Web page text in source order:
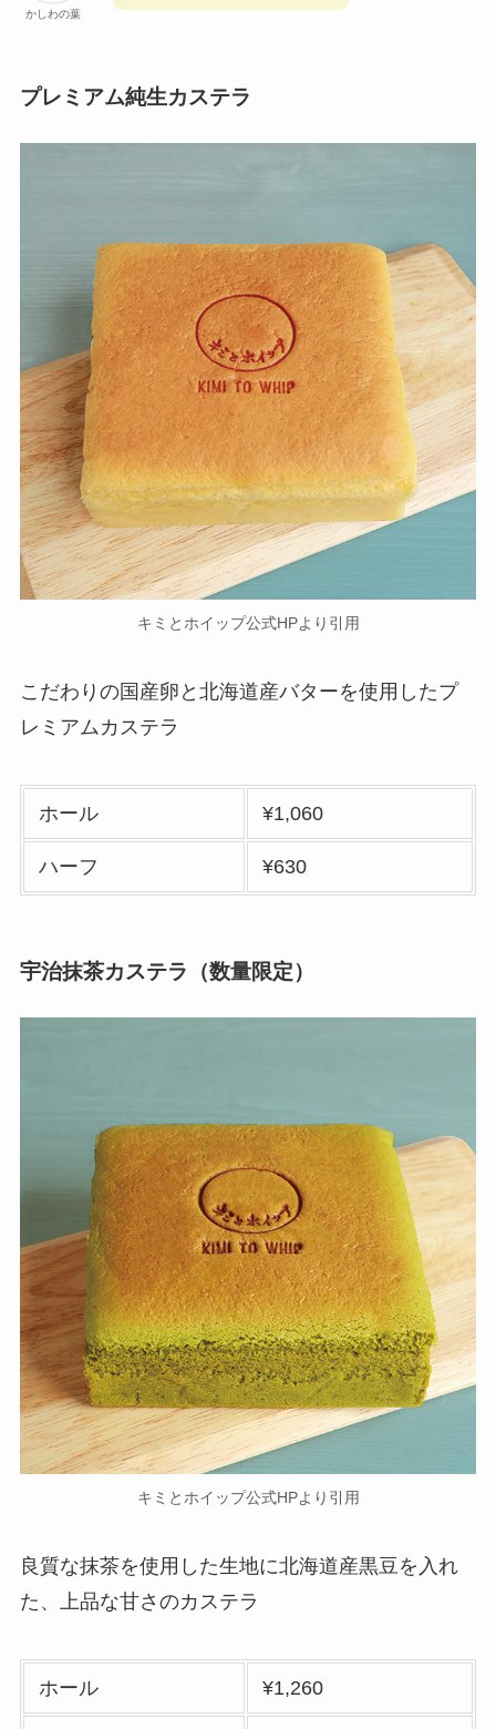
かしわの葉
プレミアム純生カステラ
キミとホイップ公式HPより引用
こだわりの国産卵と北海道産バターを使用したプ
レミアムカステラ
ホール ¥1,060
ハーフ ¥630
宇治抹茶カステラ（数量限定）
キミとホイップ公式HPより引用
良質な抹茶を使用した生地に北海道産黒豆を入れ
た、上品な甘さのカステラ
ホール ¥1,260